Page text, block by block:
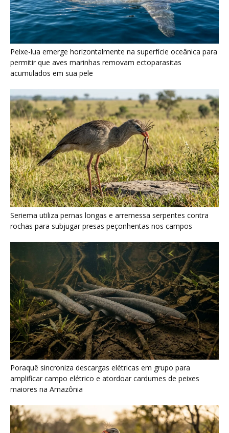
Peixe-lua emerge horizontalmente na superfície oceânica para
permitir que aves marinhas removam ectoparasitas
acumulados em sua pele
Seriema utiliza pernas longas e arremessa serpentes contra
rochas para subjugar presas peçonhentas nos campos
Poraquê sincroniza descargas elétricas em grupo para
amplificar campo elétrico e atordoar cardumes de peixes
maiores na Amazônia